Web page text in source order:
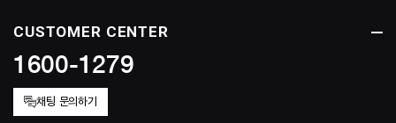
CUSTOMER CENTER
1600-1279
채팅 문의하기